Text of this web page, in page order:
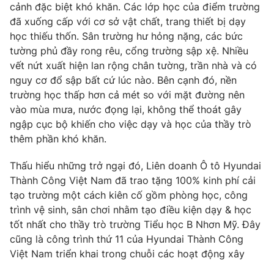
Thị trường 24h Tấm lòng Việt
VTV4 Vươn mình bằng AI
VTV9 VTV8
Liên hệ tòa soạn English
THỜI BÁO VTV
Theo dõi báo trên
cảnh đặc biệt khó khăn. Các lớp học của điểm trường
đã xuống cấp với cơ sở vật chất, trang thiết bị dạy
học thiếu thốn. Sân trường hư hỏng nặng, các bức
tường phủ đầy rong rêu, cổng trường sập xệ. Nhiều
vết nứt xuất hiện lan rộng chân tường, trần nhà và có
nguy cơ đổ sập bất cứ lúc nào. Bên cạnh đó, nền
trường học thấp hơn cả mét so với mặt đường nên
vào mùa mưa, nước đọng lại, không thể thoát gây
ngập cục bộ khiến cho việc dạy và học của thầy trò
thêm phần khó khăn.
Thấu hiểu những trở ngại đó, Liên doanh Ô tô Hyundai
Thành Công Việt Nam đã trao tặng 100% kinh phí cải
tạo trường một cách kiên cố gồm phòng học, công
trình vệ sinh, sân chơi nhằm tạo điều kiện dạy & học
tốt nhất cho thầy trò trường Tiểu học B Nhơn Mỹ. Đây
cũng là công trình thứ 11 của Hyundai Thành Công
Việt Nam triển khai trong chuỗi các hoạt động xây